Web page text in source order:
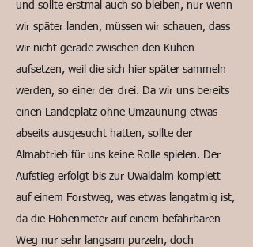
und sollte erstmal auch so bleiben, nur wenn
wir später landen, müssen wir schauen, dass
wir nicht gerade zwischen den Kühen
aufsetzen, weil die sich hier später sammeln
werden, so einer der drei. Da wir uns bereits
einen Landeplatz ohne Umzäunung etwas
abseits ausgesucht hatten, sollte der
Almabtrieb für uns keine Rolle spielen. Der
Aufstieg erfolgt bis zur Uwaldalm komplett
auf einem Forstweg, was etwas langatmig ist,
da die Höhenmeter auf einem befahrbaren
Weg nur sehr langsam purzeln, doch